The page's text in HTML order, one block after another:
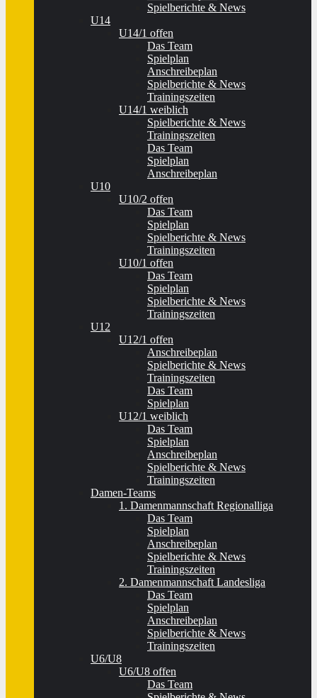
Spielberichte & News
U14
U14/1 offen
Das Team
Spielplan
Anschreibeplan
Spielberichte & News
Trainingszeiten
U14/1 weiblich
Spielberichte & News
Trainingszeiten
Das Team
Spielplan
Anschreibeplan
U10
U10/2 offen
Das Team
Spielplan
Spielberichte & News
Trainingszeiten
U10/1 offen
Das Team
Spielplan
Spielberichte & News
Trainingszeiten
U12
U12/1 offen
Anschreibeplan
Spielberichte & News
Trainingszeiten
Das Team
Spielplan
U12/1 weiblich
Das Team
Spielplan
Anschreibeplan
Spielberichte & News
Trainingszeiten
Damen-Teams
1. Damenmannschaft Regionalliga
Das Team
Spielplan
Anschreibeplan
Spielberichte & News
Trainingszeiten
2. Damenmannschaft Landesliga
Das Team
Spielplan
Anschreibeplan
Spielberichte & News
Trainingszeiten
U6/U8
U6/U8 offen
Das Team